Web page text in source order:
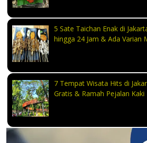
5 Sate Taichan Enak di
hingga 24 Jam & Ada Varian
7 Tempat Wisata Hits di
Gratis & Ramah Pejalan Kaki